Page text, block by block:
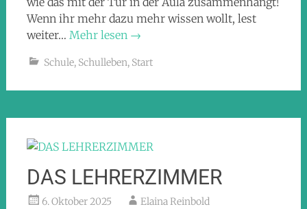
Wenn ihr mehr dazu mehr wissen wollt, lest
weiter… Mehr lesen →
Schule, Schulleben, Start
DAS LEHRERZIMMER
6. Oktober 2025 Elaina Reinbold